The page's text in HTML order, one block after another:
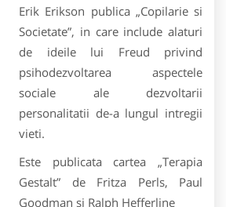
Erik Erikson publica „Copilarie si
Societate”, in care include alaturi
de ideile lui Freud privind
psihodezvoltarea aspectele
sociale ale dezvoltarii
personalitatii de-a lungul intregii
vieti.
Este publicata cartea „Terapia
Gestalt” de Fritza Perls, Paul
Goodman si Ralph Hefferline